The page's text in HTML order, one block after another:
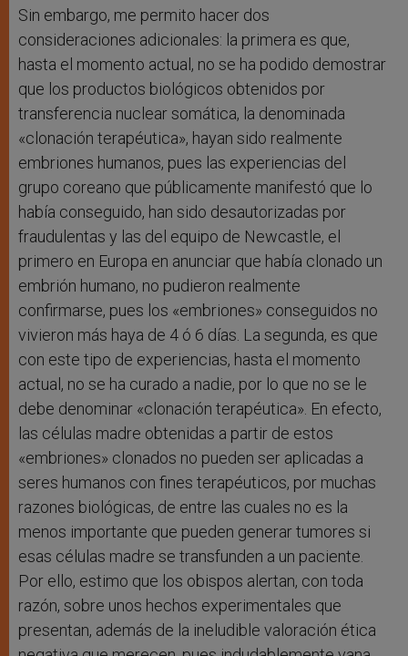
Sin embargo, me permito hacer dos
consideraciones adicionales: la primera es que,
hasta el momento actual, no se ha podido demostrar
que los productos biológicos obtenidos por
transferencia nuclear somática, la denominada
«clonación terapéutica», hayan sido realmente
embriones humanos, pues las experiencias del
grupo coreano que públicamente manifestó que lo
había conseguido, han sido desautorizadas por
fraudulentas y las del equipo de Newcastle, el
primero en Europa en anunciar que había clonado un
embrión humano, no pudieron realmente
confirmarse, pues los «embriones» conseguidos no
vivieron más haya de 4 ó 6 días. La segunda, es que
con este tipo de experiencias, hasta el momento
actual, no se ha curado a nadie, por lo que no se le
debe denominar «clonación terapéutica». En efecto,
las células madre obtenidas a partir de estos
«embriones» clonados no pueden ser aplicadas a
seres humanos con fines terapéuticos, por muchas
razones biológicas, de entre las cuales no es la
menos importante que pueden generar tumores si
esas células madre se transfunden a un paciente.
Por ello, estimo que los obispos alertan, con toda
razón, sobre unos hechos experimentales que
presentan, además de la ineludible valoración ética